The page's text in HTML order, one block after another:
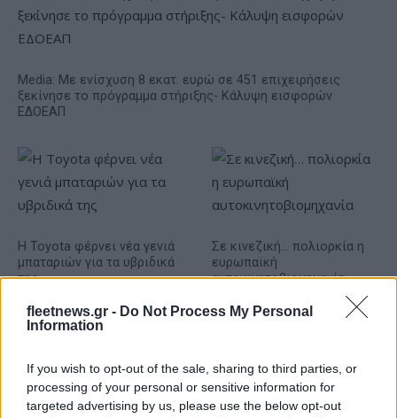
fleetnews.gr - Do Not Process My Personal
Information
If you wish to opt-out of the sale, sharing to third parties, or
processing of your personal or sensitive information for
targeted advertising by us, please use the below opt-out
Media: Με ενίσχυση 8 εκατ. ευρώ σε 451 επιχειρήσεις
ξεκίνησε το πρόγραμμα στήριξης- Κάλυψη εισφορών
ΕΔΟΕΑΠ
Η Toyota φέρνει νέα γενιά
μπαταριών για τα υβριδικά
της
Σε κινεζική… πολιορκία η
ευρωπαϊκή
αυτοκινητοβιομηχανία
Νέο Audi A2 e-tron με στόχο την κορυφή της
αποδοτικότητας